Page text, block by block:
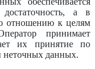
а в
отношению к целям
принимает
их принятие по
данных.